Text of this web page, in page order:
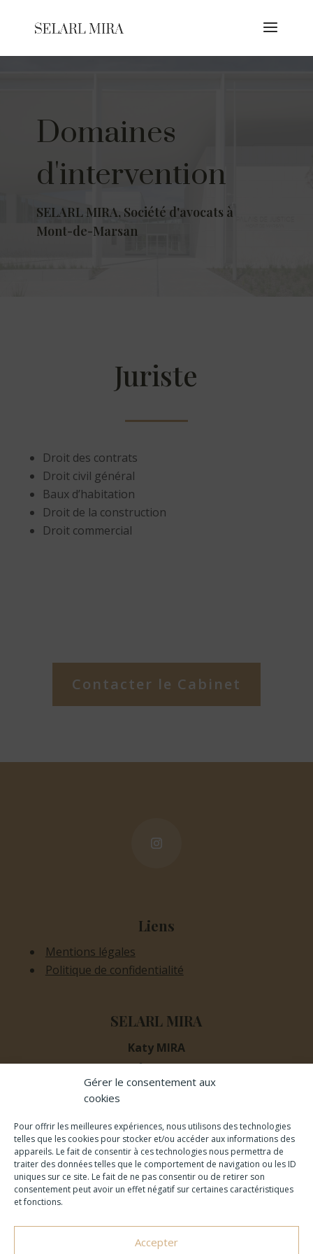
Gérer le consentement aux
cookies
Pour offrir les meilleures expériences, nous utilisons des technologies
telles que les cookies pour stocker et/ou accéder aux informations des
appareils. Le fait de consentir à ces technologies nous permettra de
traiter des données telles que le comportement de navigation ou les ID
uniques sur ce site. Le fait de ne pas consentir ou de retirer son
consentement peut avoir un effet négatif sur certaines caractéristiques
et fonctions.
Accepter
Domaines
d'intervention
SELARL MIRA, Société d'avocats à
Mont-de-Marsan
Juriste
Droit des contrats
Droit civil général
Baux d’habitation
Droit de la construction
Droit commercial
Contacter le Cabinet
Liens
Mentions légales
Politique de confidentialité
SELARL MIRA
Katy MIRA
Avocat
35 Bd d’Haussez
40000 MONT-DE-MARSAN
Contact
05 58 93 65 71